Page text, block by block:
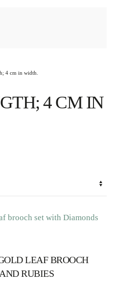
4 cm in width.
4 CM IN
LEAF BROOCH
RUBIES